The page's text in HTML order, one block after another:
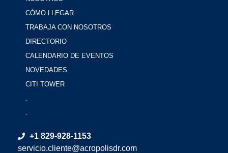
CÓMO LLEGAR
TRABAJA CON NOSOTROS
DIRECTORIO
CALENDARIO DE EVENTOS
NOVEDADES
CITI TOWER
.
.
+1 829-928-1153
servicio.cliente@acropolisdr.com